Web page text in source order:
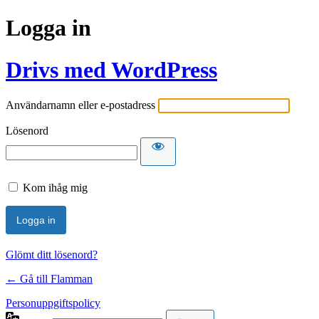
Logga in
Drivs med WordPress
Användarnamn eller e-postadress
Lösenord
Kom ihåg mig
Glömt ditt lösenord?
← Gå till Flamman
Personuppgiftspolicy